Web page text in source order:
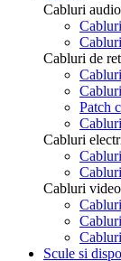
Cabluri audio
Cabluri de
Patch
Cabluri
Cabluri video
Scule si